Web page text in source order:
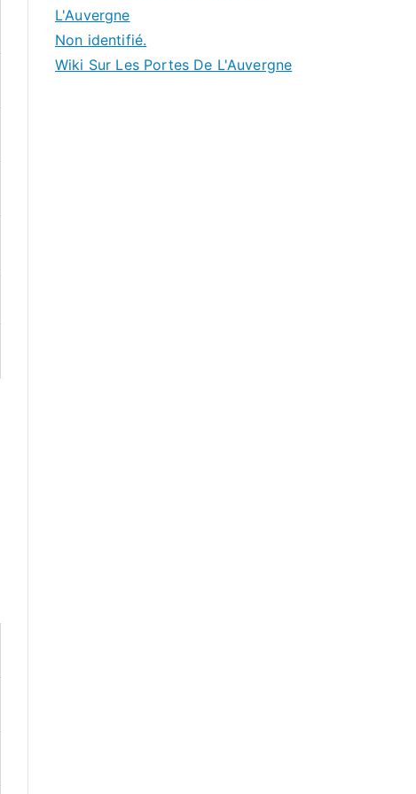
L'Auvergne
Non identifié.
Wiki Sur Les Portes De L'Auvergne